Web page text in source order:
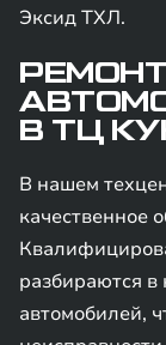
Эксид ТХЛ.
В ТЦ
В нашем
качественное
разбираются в
автомобилей,